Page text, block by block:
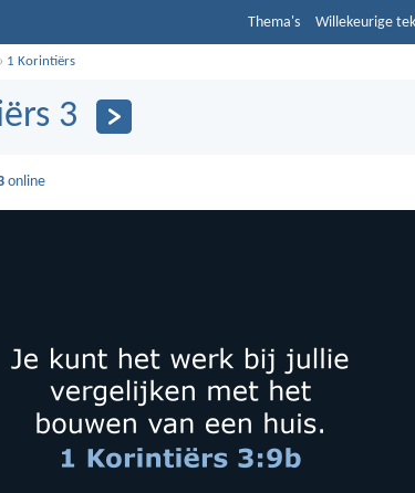
Thema's Willekeurige
› 1 Korintiërs
3
online